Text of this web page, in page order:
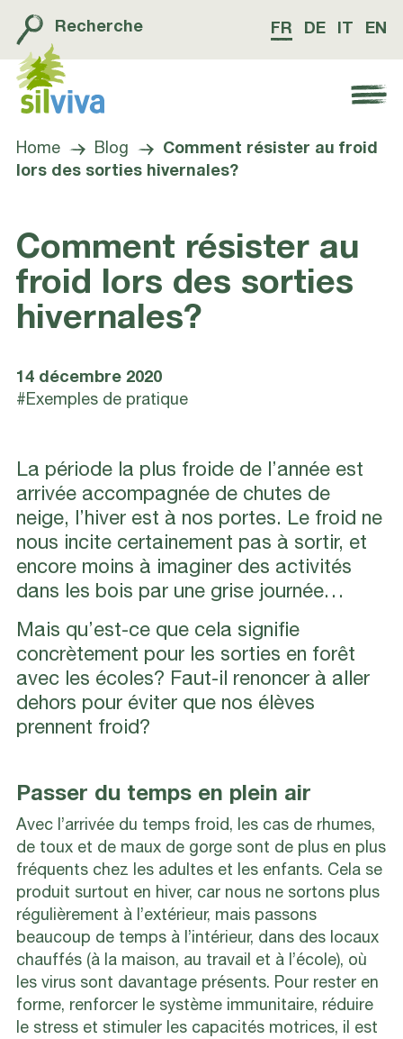
Recherche FR DE EN
Navigation öffnen bzw. schliessen
Home Blog
Comment résister au froid
lors des sorties hivernales?
Comment résister au
froid lors des sorties
hivernales?
14 décembre 2020
#Exemples de pratique
La période la plus froide de l’année est
arrivée accompagnée de chutes de
neige, l’hiver est à nos portes. Le froid ne
nous incite certainement pas à sortir, et
encore moins à imaginer des activités
dans les bois par une grise journée…
Mais qu’est-ce que cela signifie
concrètement pour les sorties en forêt
avec les écoles? Faut-il renoncer à aller
dehors pour éviter que nos élèves
prennent froid?
Passer du temps en plein air
Avec l’arrivée du temps froid, les cas de rhumes,
de toux et de maux de gorge sont de plus en plus
fréquents chez les adultes et les enfants. Cela se
produit surtout en hiver, car nous ne sortons plus
régulièrement à l’extérieur, mais passons
beaucoup de temps à l’intérieur, dans des locaux
chauffés (à la maison, au travail et à l’école), où
les virus sont davantage présents. Pour rester en
forme, renforcer le système immunitaire, réduire
le stress et stimuler les capacités motrices, il est